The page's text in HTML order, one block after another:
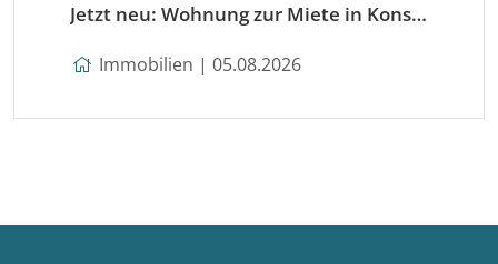
Jetzt neu: Wohnung zur Miete in Konstanz
Immobilien | 05.08.2026